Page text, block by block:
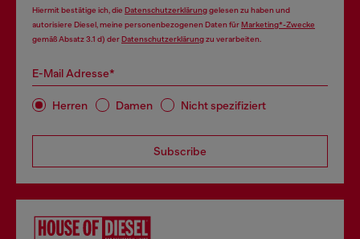
Hiermit bestätige ich, die Datenschutzerklärunggelesen zu haben und
autorisiere Diesel, meine personenbezogenen Daten fürMarketing*-Zwecke
gemäß Absatz 3.1 d) derDatenschutzerklärungzu verarbeiten.
E-Mail Adresse*
Herren Damen Nicht spezifiziert
Subscribe